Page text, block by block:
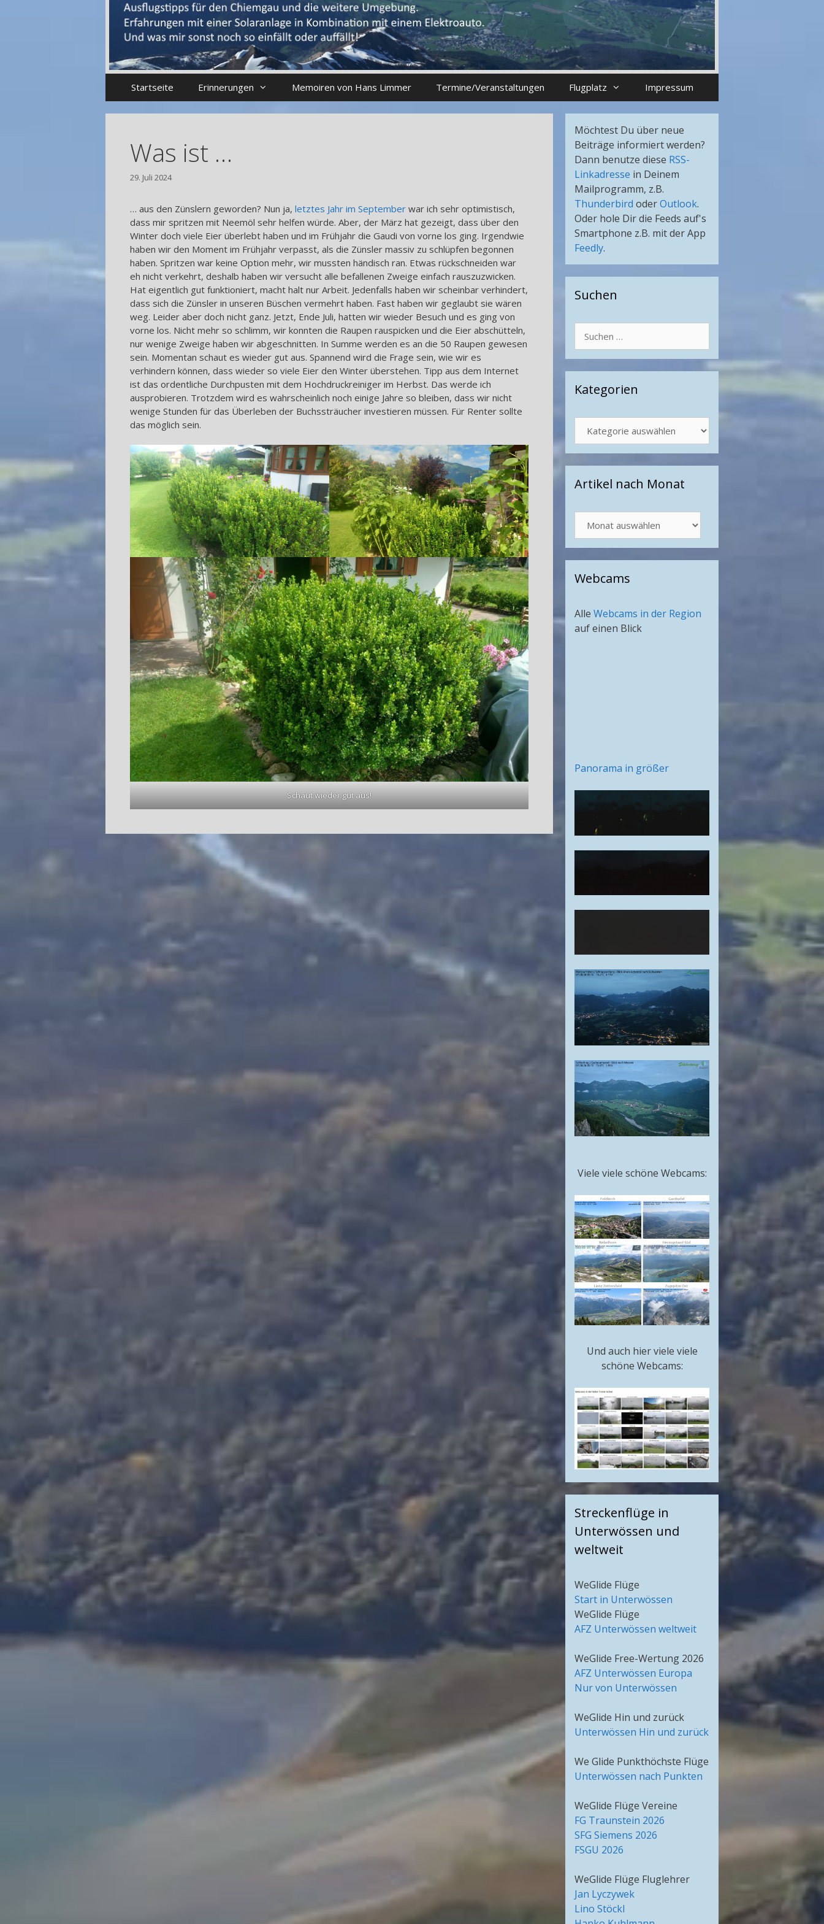
Startseite Erinnerungen Memoiren von Hans Limmer Termine/Veranstaltungen Flugplatz Impressum
Was ist …
29. Juli 2024
… aus den Zünslern geworden? Nun ja, letztes Jahr im September war ich sehr optimistisch,
dass mir spritzen mit Neemöl sehr helfen würde. Aber, der März hat gezeigt, dass über den
Winter doch viele Eier überlebt haben und im Frühjahr die Gaudi von vorne los ging. Irgendwie
haben wir den Moment im Frühjahr verpasst, als die Zünsler massiv zu schlüpfen begonnen
haben. Spritzen war keine Option mehr, wir mussten händisch ran. Etwas rückschneiden war
eh nicht verkehrt, deshalb haben wir versucht alle befallenen Zweige einfach rauszuzwicken.
Hat eigentlich gut funktioniert, macht halt nur Arbeit. Jedenfalls haben wir scheinbar verhindert,
dass sich die Zünsler in unseren Büschen vermehrt haben. Fast haben wir geglaubt sie wären
weg. Leider aber doch nicht ganz. Jetzt, Ende Juli, hatten wir wieder Besuch und es ging von
vorne los. Nicht mehr so schlimm, wir konnten die Raupen rauspicken und die Eier abschütteln,
nur wenige Zweige haben wir abgeschnitten. In Summe werden es an die 50 Raupen gewesen
sein. Momentan schaut es wieder gut aus. Spannend wird die Frage sein, wie wir es
verhindern können, dass wieder so viele Eier den Winter überstehen. Tipp aus dem Internet
ist das ordentliche Durchpusten mit dem Hochdruckreiniger im Herbst. Das werde ich
ausprobieren. Trotzdem wird es wahrscheinlich noch einige Jahre so bleiben, dass wir nicht
wenige Stunden für das Überleben der Buchssträucher investieren müssen. Für Renter sollte
das möglich sein.
Schaut wieder gut aus!
Möchtest Du über neue
Beiträge informiert werden?
Dann benutze diese RSS-
Linkadresse in Deinem
Mailprogramm, z.B.
Thunderbird oderOutlook.
Oder hole Dir die Feeds auf's
Smartphone z.B. mit der App
Feedly.
Suchen
nach:
Kategorien
Artikel nach Monat
nach
Monat
Webcams
Alle Webcams in der Region
auf einen Blick
Panorama in größer
Viele viele schöne Webcams:
Und auch hier viele viele
schöne Webcams:
Streckenflüge in
Unterwössen und
weltweit
WeGlide Flüge
Start in Unterwössen
WeGlide Flüge
AFZ Unterwössen weltweit
WeGlide Free-Wertung 2026
AFZ Unterwössen Europa
Nur von Unterwössen
WeGlide Hin und zurück
Unterwössen Hin und zurück
We Glide Punkthöchste Flüge
Unterwössen nach Punkten
WeGlide Flüge Vereine
FG Traunstein 2026
SFG Siemens 2026
FSGU 2026
WeGlide Flüge Fluglehrer
Jan Lyczywek
Lino Stöckl